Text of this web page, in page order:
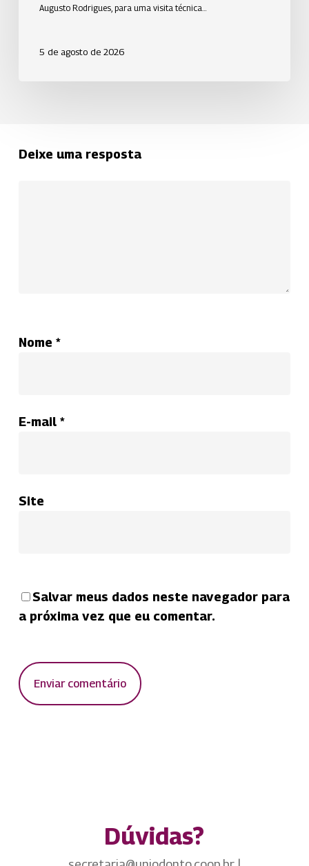
Augusto Rodrigues, para uma visita técnica…
5 de agosto de 2026
Deixe uma resposta
Nome *
E-mail *
Site
Salvar meus dados neste navegador para
a próxima vez que eu comentar.
Dúvidas?